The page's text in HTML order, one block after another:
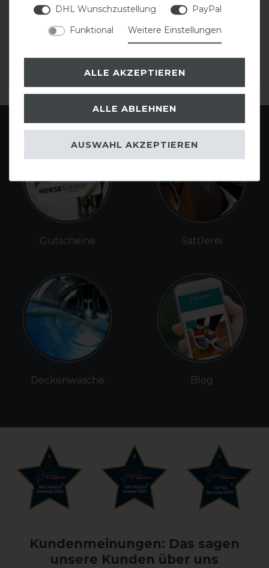
Führmaschinendecke
ARTIKEL MERKEN
Führmaschinendecke
ARTIKEL MERKEN
Gutscheine
Deckenwäsche
Sattlerei
Blog
Kundenmeinungen: Das sagen
unsere Kunden über uns
DHL Wunschzustellung
PayPal
Funktional
Weitere Einstellungen
ALLE AKZEPTIEREN
ALLE ABLEHNEN
AUSWAHL AKZEPTIEREN